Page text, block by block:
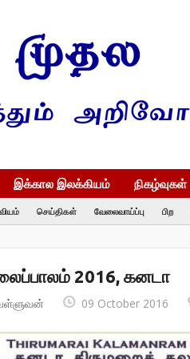
இக்கால இலக்கியம் நிகழ்வுகள்
செய்திகள் வேலைவாய்ப்பு பிற
2016, கனடா
09 October 2016